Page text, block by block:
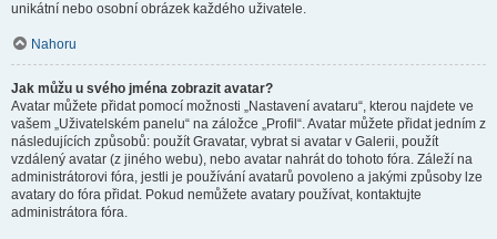
unikátní nebo osobní obrázek každého uživatele.
Nahoru
Jak můžu u svého jména zobrazit avatar?
Avatar můžete přidat pomocí možnosti „Nastavení avataru“, kterou najdete ve
vašem „Uživatelském panelu“ na záložce „Profil“. Avatar můžete přidat jedním z
následujících způsobů: použít Gravatar, vybrat si avatar v Galerii, použít
vzdálený avatar (z jiného webu), nebo avatar nahrát do tohoto fóra. Záleží na
administrátorovi fóra, jestli je používání avatarů povoleno a jakými způsoby lze
avatary do fóra přidat. Pokud nemůžete avatary používat, kontaktujte
administrátora fóra.